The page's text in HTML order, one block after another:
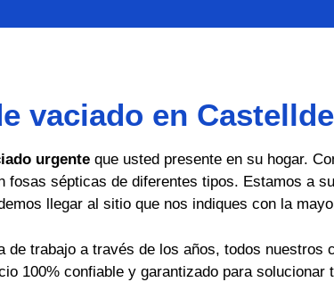
vaciado en
urgente que usted presente en su hogar.
sépticas de diferentes tipos. Estamos a
llegar al sitio que nos indiques con la
de trabajo a través de los años, todos nuestros
100% confiable y garantizado para solucionar